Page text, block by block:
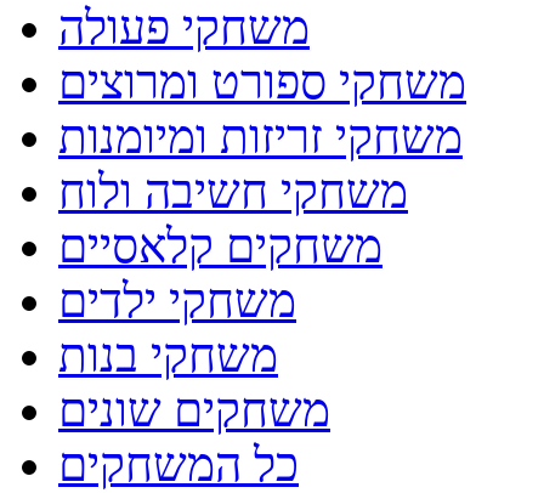
משחקי פעולה
משחקי ספורט ומרוצים
משחקי זריזות ומיומנות
משחקי חשיבה ולוח
משחקים קלאסיים
משחקי ילדים
משחקי בנות
משחקים שונים
כל המשחקים